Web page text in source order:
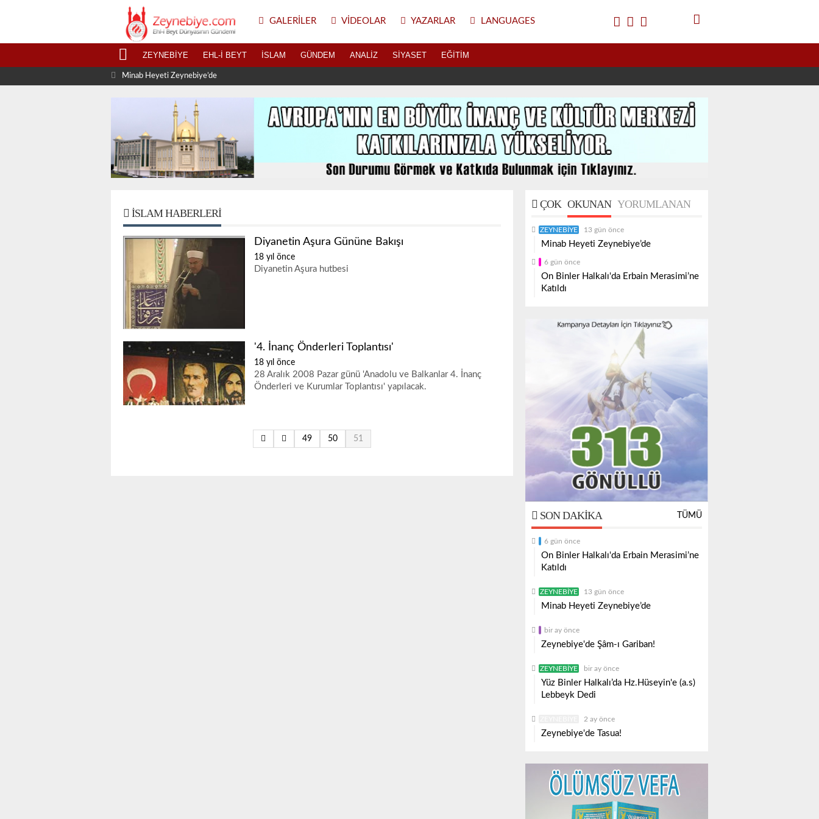
GALERILER VIDEOLAR YAZARLAR LANGUAGES
ZEYNEBIYE EHL-I BEYT İSLAM GÜNDEM ANALIZ SIYASET EĞITIM
İSLAM HABERLERI
Diyanetin Aşura Gününe Bakışı
18 yıl önce
Diyanetin Aşura hutbesi
'4. İnanç Önderleri Toplantısı'
18 yıl önce
28 Aralık 2008 Pazar günü 'Anadolu ve Balkanlar 4. İnanç
Önderleri ve Kurumlar Toplantısı' yapılacak.
49 50 51
ÇOK OKUNAN YORUMLANAN
ZEYNEBIYE 13 gün önce
Minab Heyeti Zeynebiye’de
6 gün önce
On Binler Halkalı'da Erbain Merasimi’ne
Katıldı
SON DAKIKA TÜMÜ
6 gün önce
On Binler Halkalı'da Erbain Merasimi’ne
Katıldı
ZEYNEBIYE 13 gün önce
Minab Heyeti Zeynebiye’de
bir ay önce
Zeynebiye'de Şâm-ı Gariban!
ZEYNEBIYE bir ay önce
Yüz Binler Halkalı’da Hz.Hüseyin'e (a.s)
Lebbeyk Dedi
2 ay önce
Zeynebiye'de Tasua!